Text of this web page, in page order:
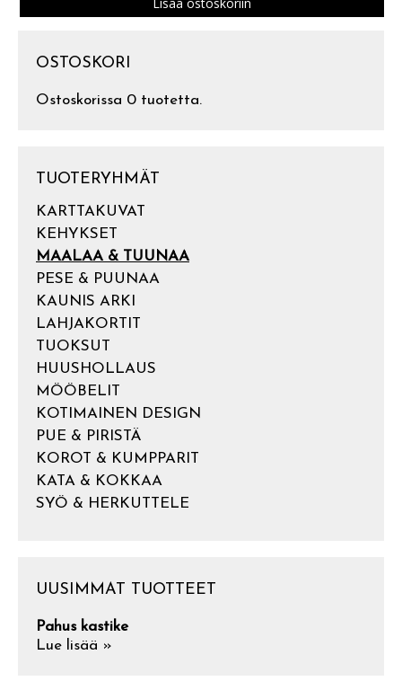
OSTOSKORI
Ostoskorissa 0 tuotetta.
TUOTERYHMÄT
KARTTAKUVAT
KEHYKSET
MAALAA & TUUNAA
PESE & PUUNAA
KAUNIS ARKI
LAHJAKORTIT
TUOKSUT
HUUSHOLLAUS
MÖÖBELIT
KOTIMAINEN DESIGN
PUE & PIRISTÄ
KOROT & KUMPPARIT
KATA & KOKKAA
SYÖ & HERKUTTELE
UUSIMMAT TUOTTEET
Pahus kastike
Lue lisää »